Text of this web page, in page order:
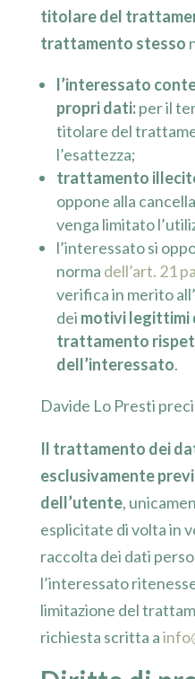
titolare del
trattamento stesso
l’interessato
propri dati:per il
titolare del
l’esattezza;
trattamento
oppone alla
venga limitato
l’interessato si
norma dell’art. 21
verifica in merito
dei motivi legittimi
trattamento
dell’interessato.
Davide Lo Presti
Il trattamento dei
esclusivamente
dell’utente,
esplicitate di volta in
raccolta dei dati
l’interessato
limitazione del
richiesta scritta a